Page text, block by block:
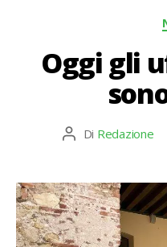
Oggi gli
Autore
Di Redazione